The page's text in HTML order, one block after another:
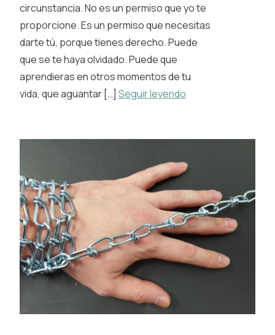
circunstancia. No es un permiso que yo te
proporcione. Es un permiso que necesitas
darte tú, porque tienes derecho. Puede
que se te haya olvidado. Puede que
aprendieras en otros momentos de tu
vida, que aguantar […] Seguir leyendo